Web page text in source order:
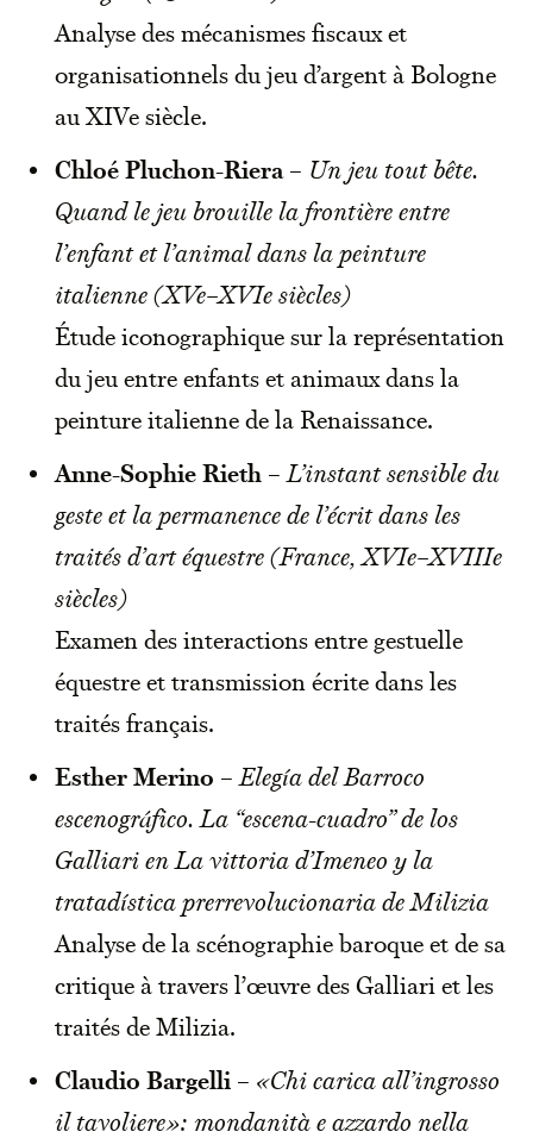
Analyse des mécanismes fiscaux et
organisationnels du jeu d’argent à Bologne
au XIVe siècle.
Chloé Pluchon-Riera– Un jeu tout bête.
Quand le jeu brouille la frontière entre
l’enfant et l’animal dans la peinture
italienne (XVe–XVIe siècles)
Étude iconographique sur la représentation
du jeu entre enfants et animaux dans la
peinture italienne de la Renaissance.
Anne-Sophie Rieth – L’instant sensible du
geste et la permanence de l’écrit dans les
traités d’art équestre (France, XVIe–XVIIIe
siècles)
Examen des interactions entre gestuelle
équestre et transmission écrite dans les
traités français.
Esther Merino – Elegía del Barroco
escenográfico. La “escena-cuadro” de los
Galliari en La vittoria d’Imeneo y la
tratadística prerrevolucionaria de Milizia
Analyse de la scénographie baroque et de sa
critique à travers l’œuvre des Galliari et les
traités de Milizia.
Claudio Bargelli – «Chi carica all’ingrosso
il tavoliere»: mondanità e azzardo nella